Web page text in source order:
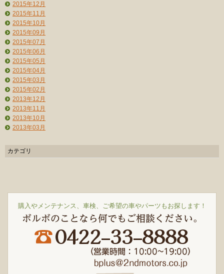
2015年12月
2015年11月
2015年10月
2015年09月
2015年07月
2015年06月
2015年05月
2015年04月
2015年03月
2015年02月
2013年12月
2013年11月
2013年10月
2013年03月
カテゴリ
購入やメンテナンス、車検、ご希望の車やパーツもお探します！
ボルボのことなら何でもご相談ください。